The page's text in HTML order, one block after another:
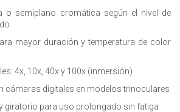
o semiplano cromática según el nivel de
mayor duración y temperatura de color
4x, 10x, 40x y 100x (inmersión)
cámaras digitales en modelos trinoculares
giratorio para uso prolongado sin fatiga